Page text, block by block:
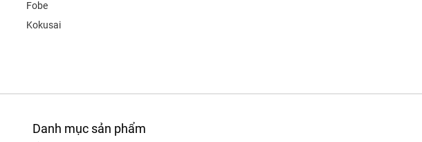
Fobe
Kokusai
Danh mục sản phẩm